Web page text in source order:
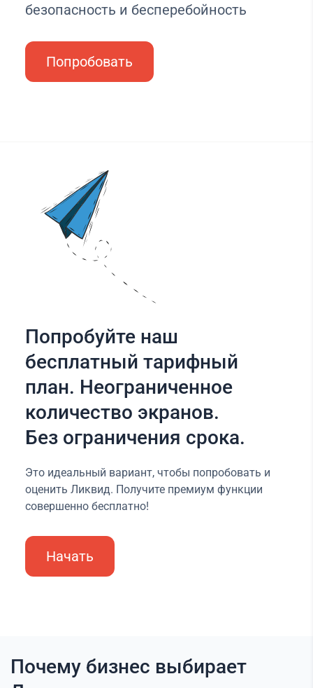
безопасность и бесперебойность
Попробовать
Попробуйте наш
бесплатный тарифный
план. Неограниченное
количество экранов.
Без ограничения срока.
Это идеальный вариант, чтобы попробовать и
оценить Ликвид. Получите премиум функции
совершенно бесплатно!
Начать
Почему бизнес выбирает